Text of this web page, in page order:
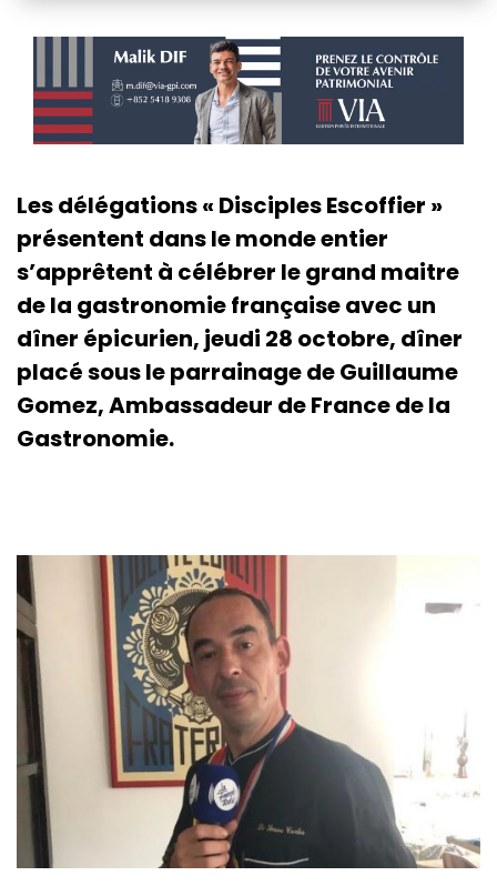
Les délégations « Disciples Escoffier »
présentent dans le monde entier
s’apprêtent à célébrer le grand maitre
de la gastronomie française avec un
dîner épicurien, jeudi 28 octobre, dîner
placé sous le parrainage de Guillaume
Gomez, Ambassadeur de France de la
Gastronomie.